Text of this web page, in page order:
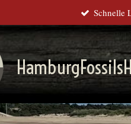
Schnelle